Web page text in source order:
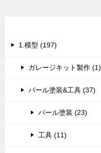
1.模型 (197)
ガレージキット製作 (1)
パール塗装&工具 (37)
パール塗装 (23)
工具 (11)